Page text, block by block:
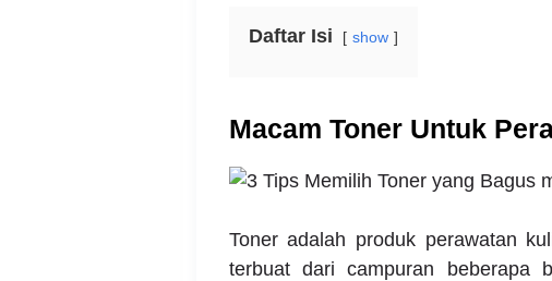
Daftar Isi show
Macam Toner Untuk
Toner adalah produk perawatan
terbuat dari campuran beberapa